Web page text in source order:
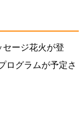
ージ花火が登
ログラムが予定さ